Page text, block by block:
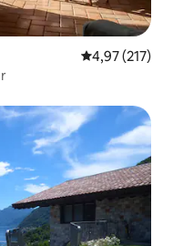
Gemiddelde
4,97 (217)